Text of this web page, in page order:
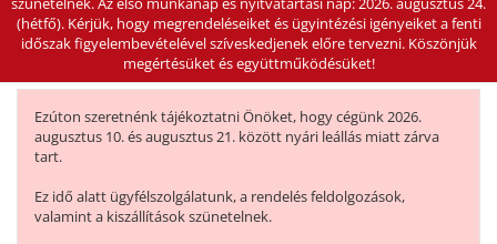
(hétfő). Kérjük, hogy megrendeléseiket és ügyintézési igényeiket a fenti
időszak figyelembevételével szíveskedjenek előre tervezni. Köszönjük
megértésüket és együttműködésüket!
Ezúton szeretnénk tájékoztatni Önöket, hogy cégünk 2026.
augusztus 10. és augusztus 21. között nyári leállás miatt zárva
tart.
Ez idő alatt ügyfélszolgálatunk, a rendelés feldolgozások,
valamint a kiszállítások szünetelnek.